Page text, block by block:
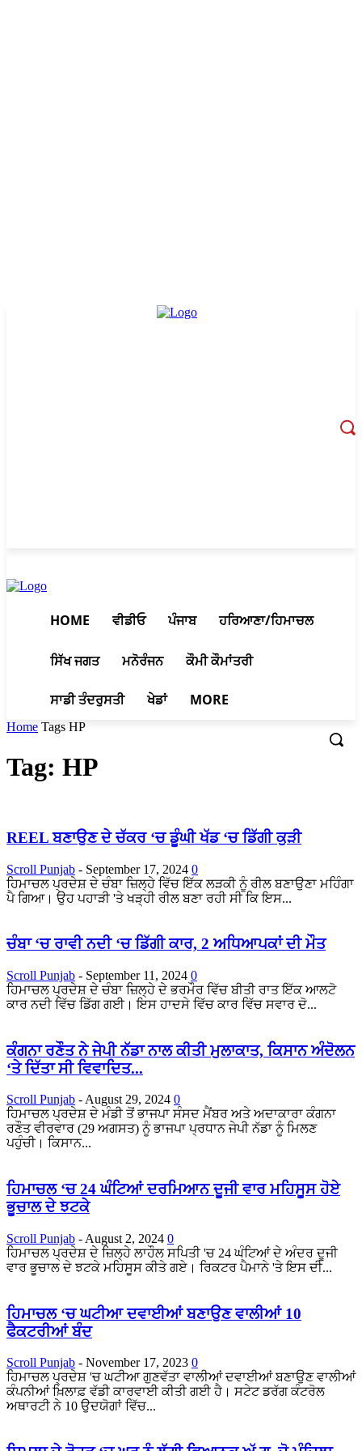
HOME ਵੀਡੀਓ ਪੰਜਾਬ ਹਰਿਆਣਾ/ਹਿਮਾਚਲ
ਸਿੱਖ ਜਗਤ ਮਨੋਰੰਜਨ ਕੌਮੀ ਕੌਮਾਂਤਰੀ
ਸਾਡੀ ਤੰਦਰੁਸਤੀ ਖੇਡਾਂ MORE
Home Tags HP
Tag: HP
REEL ਬਣਾਉਣ ਦੇ ਚੱਕਰ ‘ਚ ਡੂੰਘੀ ਖੱਡ ‘ਚ ਡਿੱਗੀ ਕੁੜੀ
Scroll Punjab - September 17, 2024 0
ਹਿਮਾਚਲ ਪ੍ਰਦੇਸ਼ ਦੇ ਚੰਬਾ ਜ਼ਿਲ੍ਹੇ ਵਿੱਚ ਇੱਕ ਲੜਕੀ ਨੂੰ ਰੀਲ ਬਣਾਉਣਾ ਮਹਿੰਗਾ
ਪੈ ਗਿਆ। ਉਹ ਪਹਾੜੀ 'ਤੇ ਖੜ੍ਹੀ ਰੀਲ ਬਣਾ ਰਹੀ ਸੀ ਕਿ ਇਸ...
ਚੰਬਾ ‘ਚ ਰਾਵੀ ਨਦੀ ‘ਚ ਡਿੱਗੀ ਕਾਰ, 2 ਅਧਿਆਪਕਾਂ ਦੀ ਮੌਤ
Scroll Punjab - September 11, 2024 0
ਹਿਮਾਚਲ ਪ੍ਰਦੇਸ਼ ਦੇ ਚੰਬਾ ਜ਼ਿਲ੍ਹੇ ਦੇ ਭਰਮੌਰ ਵਿੱਚ ਬੀਤੀ ਰਾਤ ਇੱਕ ਆਲਟੋ
ਕਾਰ ਨਦੀ ਵਿੱਚ ਡਿੱਗ ਗਈ। ਇਸ ਹਾਦਸੇ ਵਿੱਚ ਕਾਰ ਵਿੱਚ ਸਵਾਰ ਦੋ...
ਕੰਗਨਾ ਰਣੌਤ ਨੇ ਜੇਪੀ ਨੱਡਾ ਨਾਲ ਕੀਤੀ ਮੁਲਾਕਾਤ, ਕਿਸਾਨ ਅੰਦੋਲਨ
‘ਤੇ ਦਿੱਤਾ ਸੀ ਵਿਵਾਦਿਤ...
Scroll Punjab -August 29, 2024 0
ਹਿਮਾਚਲ ਪ੍ਰਦੇਸ਼ ਦੇ ਮੰਡੀ ਤੋਂ ਭਾਜਪਾ ਸੰਸਦ ਮੈਂਬਰ ਅਤੇ ਅਦਾਕਾਰਾ ਕੰਗਨਾ
ਰਣੌਤ ਵੀਰਵਾਰ (29 ਅਗਸਤ) ਨੂੰ ਭਾਜਪਾ ਪ੍ਰਧਾਨ ਜੇਪੀ ਨੱਡਾ ਨੂੰ ਮਿਲਣ
ਪਹੁੰਚੀ। ਕਿਸਾਨ...
ਹਿਮਾਚਲ ‘ਚ 24 ਘੰਟਿਆਂ ਦਰਮਿਆਨ ਦੂਜੀ ਵਾਰ ਮਹਿਸੂਸ ਹੋਏ
ਭੂਚਾਲ ਦੇ ਝਟਕੇ
Scroll Punjab - August 2, 2024 0
ਹਿਮਾਚਲ ਪ੍ਰਦੇਸ਼ ਦੇ ਜ਼ਿਲ੍ਹੇ ਲਾਹੌਲ ਸਪਿਤੀ 'ਚ 24 ਘੰਟਿਆਂ ਦੇ ਅੰਦਰ ਦੂਜੀ
ਵਾਰ ਭੂਚਾਲ ਦੇ ਝਟਕੇ ਮਹਿਸੂਸ ਕੀਤੇ ਗਏ। ਰਿਕਟਰ ਪੈਮਾਨੇ 'ਤੇ ਇਸ ਦੀ...
ਹਿਮਾਚਲ ‘ਚ ਘਟੀਆ ਦਵਾਈਆਂ ਬਣਾਉਣ ਵਾਲੀਆਂ 10
ਫੈਕਟਰੀਆਂ ਬੰਦ
Scroll Punjab - November 17, 2023 0
ਹਿਮਾਚਲ ਪ੍ਰਦੇਸ਼ 'ਚ ਘਟੀਆ ਗੁਣਵੱਤਾ ਵਾਲੀਆਂ ਦਵਾਈਆਂ ਬਣਾਉਣ ਵਾਲੀਆਂ
ਕੰਪਨੀਆਂ ਖ਼ਿਲਾਫ਼ ਵੱਡੀ ਕਾਰਵਾਈ ਕੀਤੀ ਗਈ ਹੈ। ਸਟੇਟ ਡਰੱਗ ਕੰਟਰੋਲ
ਅਥਾਰਟੀ ਨੇ 10 ਉਦਯੋਗਾਂ ਵਿੱਚ...